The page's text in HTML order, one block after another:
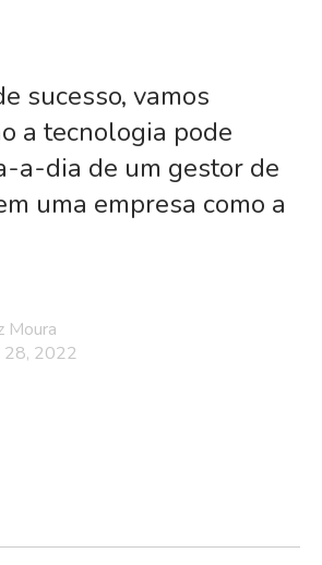
sucesso, vamos
a tecnologia pode
a-dia de um gestor de
uma empresa como a
Moura
28, 2022